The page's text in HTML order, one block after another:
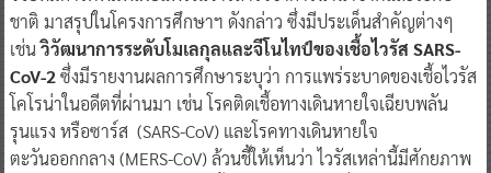
ชาติ มาสรุปในโครงการศึกษาฯ ดังกล่าว ซึ่งมีประเด็นสำคัญต่างๆ
เช่นวิวัฒนาการระดับโมเลกุลและจีโนไทป์ของเชื้อไวรัส SARS-
CoV-2ซึ่งมีรายงานผลการศึกษาระบุว่า การแพร่ระบาดของเชื้อไวรัส
โคโรน่าในอดีตที่ผ่านมา เช่น โรคติดเชื้อทางเดินหายใจเฉียบพลัน
รุนแรง หรือซาร์ส (SARS-CoV) และโรคทางเดินหายใจ
ตะวันออกกลาง (MERS-CoV) ล้วนชี้ให้เห็นว่า ไวรัสเหล่านี้มีศักยภาพ